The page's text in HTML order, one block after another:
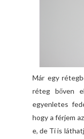
Már egy
réteg bőven
egyenletes
hogy a férjem
e, de Ti is